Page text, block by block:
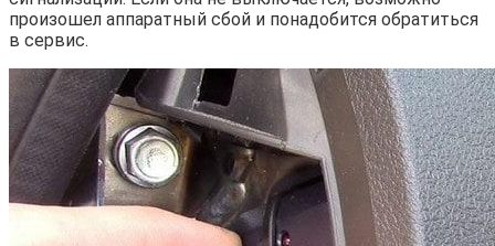
произошел аппаратный сбой и понадобится обратиться
в сервис.